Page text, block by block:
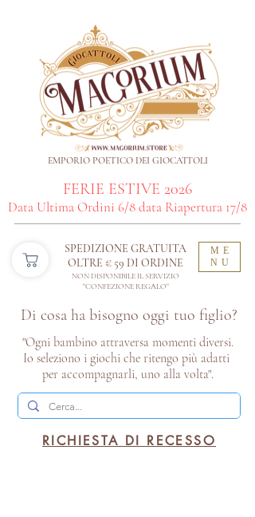
ME
NU
Di cosa ha bisogno oggi tuo figlio?
SPEDIZIONE GRATUITA
OLTRE € 59 DI ORDINE​
NON DISPONIBILE IL SERVIZIO
"CONFEZIONE REGALO"
"Ogni bambino attraversa momenti diversi.
Io seleziono i giochi che ritengo più adatti
per accompagnarli, uno alla volta".
EMPORIO POETICO DEI GIOCATTOLI
RICHIESTA DI RECESSO
FERIE ESTIVE 2026
Data Ultima Ordini 6/8 data Riapertura 17/8